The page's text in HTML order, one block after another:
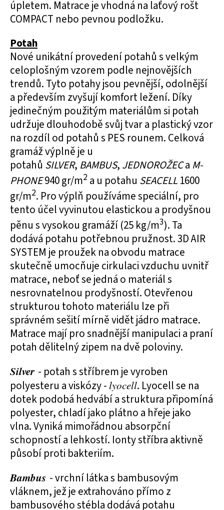
úpletem. Matrace je vhodná na laťový rošt
COMPACT nebo pevnou podložku.
Potah
Nové unikátní provedení potahů s velkým
celoplošným vzorem podle nejnovějších
trendů. Tyto potahy jsou pevnější, odolnější
a především zvyšují komfort ležení. Díky
jedinečným použitým materiálům si potah
udržuje dlouhodobě svůj tvar a plastický vzor
na rozdíl od potahů s PES rounem. Celková
gramáž výplně je u
potahů SILVER, BAMBUS, JEDNOROŽECa M-
PHONE940 gr/m2 a u potahu SEACELL 1600
gr/m2. Pro výplň používáme speciální, pro
tento účel vyvinutou elastickou a prodyšnou
pěnu s vysokou gramáží (25 kg/m3). Ta
dodává potahu potřebnou pružnost. 3D AIR
SYSTEM je proužek na obvodu matrace
skutečně umocňuje cirkulaci vzduchu uvnitř
matrace, neboť se jedná o materiál s
nesrovnatelnou prodyšností. Otevřenou
strukturou tohoto materiálu lze při
správném sešití mírně vidět jádro matrace.
Matrace mají pro snadnější manipulaci a praní
potah dělitelný zipem na dvě poloviny.
Silver - potah s stříbrem je vyroben
polyesteru a viskózy - lyocell. Lyocell se na
dotek podobá hedvábí a struktura připomíná
polyester, chladí jako plátno a hřeje jako
vlna. Vyniká mimořádnou absorpční
schopností a lehkostí. Ionty stříbra aktivně
působí proti bakteriím.
Bambus - vrchní látka s bambusovým
vláknem, jež je extrahováno přímo z
bambusového stébla dodává potahu